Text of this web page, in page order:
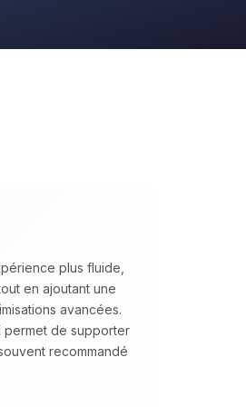
plus fluide,
en ajoutant une
avancées.
permet de supporter
recommandé